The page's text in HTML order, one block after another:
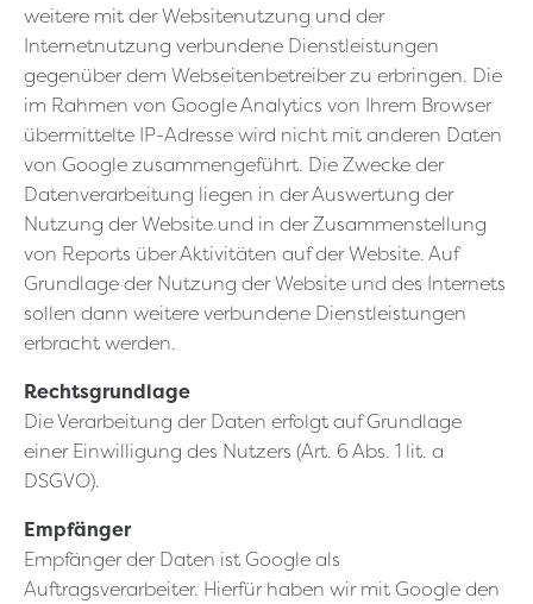
weitere mit der Websitenutzung und der
Internetnutzung verbundene Dienstleistungen
gegenüber dem Webseitenbetreiber zu erbringen. Die
im Rahmen von Google Analytics von Ihrem Browser
übermittelte IP-Adresse wird nicht mit anderen Daten
von Google zusammengeführt. Die Zwecke der
Datenverarbeitung liegen in der Auswertung der
Nutzung der Website und in der Zusammenstellung
von Reports über Aktivitäten auf der Website. Auf
Grundlage der Nutzung der Website und des Internets
sollen dann weitere verbundene Dienstleistungen
erbracht werden.
Rechtsgrundlage
Die Verarbeitung der Daten erfolgt auf Grundlage
einer Einwilligung des Nutzers (Art. 6 Abs. 1 lit. a
DSGVO).
Empfänger
Empfänger der Daten ist Google als
Auftragsverarbeiter. Hierfür haben wir mit Google den